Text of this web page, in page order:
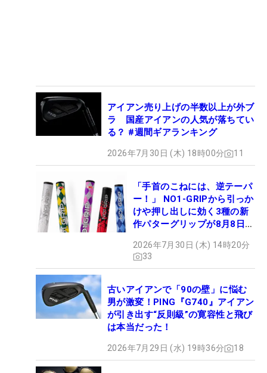
アイアン売り上げの半数以上が外ブ
ラ 国産アイアンの人気が落ちてい
る？ #週間ギアランキング
2026年7月30日 (木) 18時00分 11
「手首のこねには、逆テーパ
ー！」 NO1-GRIPから引っか
けや押し出しに効く3種の新
作パターグリップが8月8日デ
2026年7月30日 (木) 14時20分
33
古いアイアンで「90の壁」に悩む
男が激変！PING『G740』アイアン
が引き出す“反則級”の寛容性と飛び
は本当だった！
2026年7月29日 (水) 19時36分 18